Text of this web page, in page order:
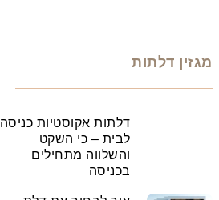
מגזין דלתות
דלתות אקוסטיות כניסה
לבית – כי השקט
והשלווה מתחילים
בכניסה